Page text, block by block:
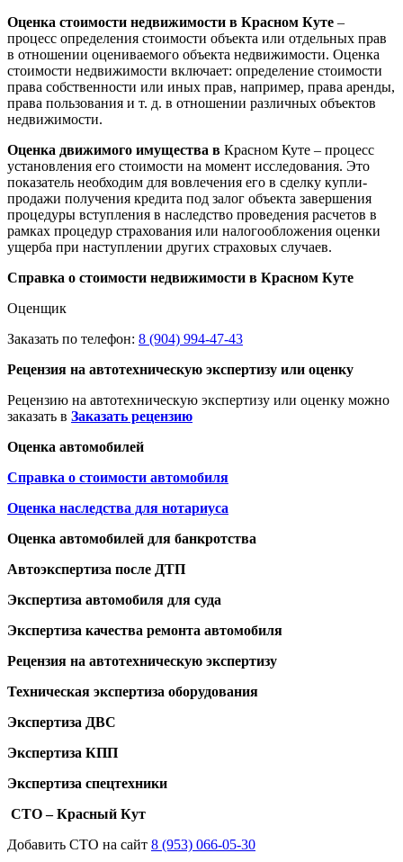
Оценка стоимости недвижимости в Красном Куте –
процесс определения стоимости объекта или отдельных прав
в отношении оцениваемого объекта недвижимости. Оценка
стоимости недвижимости включает: определение стоимости
права собственности или иных прав, например, права аренды,
права пользования и т. д. в отношении различных объектов
недвижимости.
Оценка движимого имущества в Красном Куте – процесс
установления его стоимости на момент исследования. Это
показатель необходим для вовлечения его в сделку купли-
продажи получения кредита под залог объекта завершения
процедуры вступления в наследство проведения расчетов в
рамках процедур страхования или налогообложения оценки
ущерба при наступлении других страховых случаев.
Справка о стоимости недвижимости в Красном Куте
Оценщик
Заказать по телефон: 8 (904) 994-47-43
Рецензия на автотехническую экспертизу или оценку
Рецензию на автотехническую экспертизу или оценку можно
заказать в Заказать рецензию
Оценка автомобилей
Справка о стоимости автомобиля
Оценка наследства для нотариуса
Оценка автомобилей для банкротства
Автоэкспертиза после ДТП
Экспертиза автомобиля для суда
Экспертиза качества ремонта автомобиля
Рецензия на автотехническую экспертизу
Техническая экспертиза оборудования
Экспертиза ДВС
Экспертиза КПП
Экспертиза спецтехники
СТО – Красный Кут
Добавить СТО на сайт 8 (953) 066-05-30